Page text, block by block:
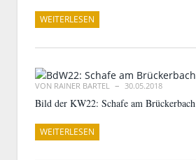
WEITERLESEN
VON RAINER BARTEL 30.05.2018
Bild der KW22: Schafe am Brückerbach
WEITERLESEN